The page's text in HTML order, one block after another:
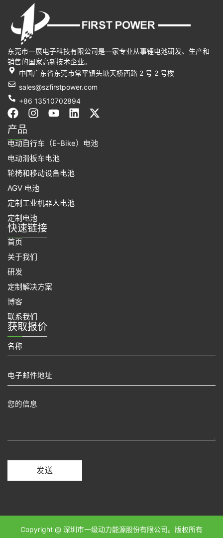
东莞市一展电子科技有限公司是一家专业从事锂电池研发、生产和
销售的国家高新技术企业。
中国广东省东莞市常平镇头塘天桥西路 2 号 2 号楼
sales@szfirstpower.com
+86 13510702894
在
F
a
c
e
b
o
o
k
上
I
t
a
g
r
a
m
Y
t
u
b
e
L
k
d
i
X
w
产品
电动自行车（E-Bike）电池
电动滑板车电池
轮椅和移动设备电池
AGV 电池
定制工业机器人电池
定制电池
快速链接
首页
关于我们
研发
定制解决方案
博客
联系我们
获取报价
发送
Copyright @ 深圳市一级动力能源股份有限公司。版权所有